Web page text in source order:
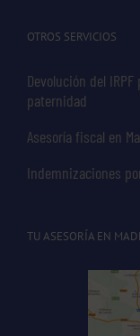
OTROS SERVICIOS
Devolución del
paternidad
Asesoría fiscal en
Indemnizaciones
TU ASESORÍA EN